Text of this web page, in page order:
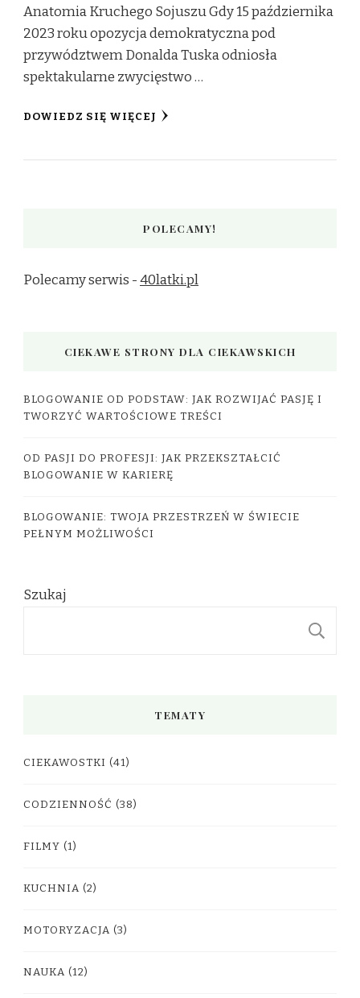
Anatomia Kruchego Sojuszu Gdy 15 października
2023 roku opozycja demokratyczna pod
przywództwem Donalda Tuska odniosła
spektakularne zwycięstwo …
DOWIEDZ SIĘ WIĘCEJ
POLECAMY!
Polecamy serwis -40latki.pl
CIEKAWE STRONY DLA CIEKAWSKICH
BLOGOWANIE OD PODSTAW: JAK ROZWIJAĆ PASJĘ I
TWORZYĆ WARTOŚCIOWE TREŚCI
OD PASJI DO PROFESJI: JAK PRZEKSZTAŁCIĆ
BLOGOWANIE W KARIERĘ
BLOGOWANIE: TWOJA PRZESTRZEŃ W ŚWIECIE
PEŁNYM MOŻLIWOŚCI
Szukaj
TEMATY
CIEKAWOSTKI (41)
CODZIENNOŚĆ (38)
FILMY (1)
KUCHNIA (2)
MOTORYZACJA (3)
NAUKA (12)